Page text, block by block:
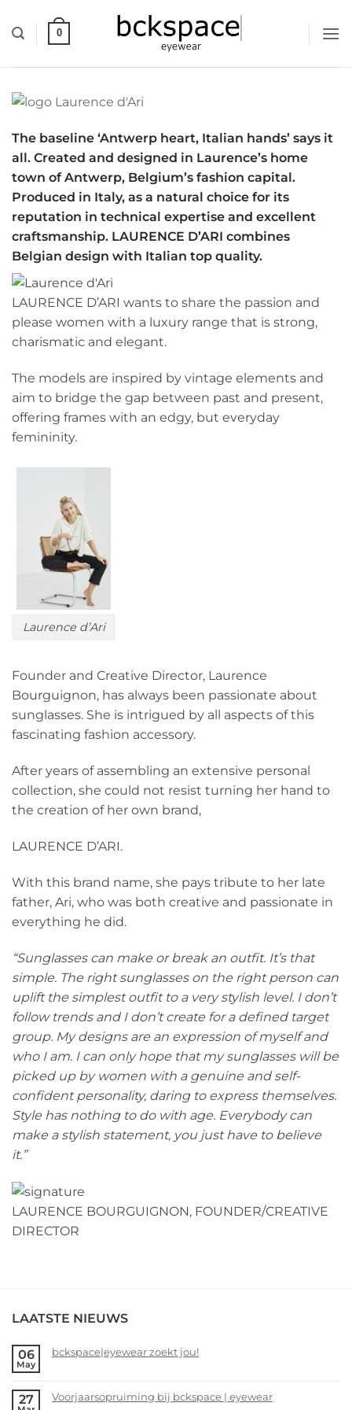
to
content
0
The baseline ‘Antwerp heart, Italian hands’ says it
all. Created and designed in Laurence’s home
town of Antwerp, Belgium’s fashion capital.
Produced in Italy, as a natural choice for its
reputation in technical expertise and excellent
craftsmanship. LAURENCE D’ARI combines
Belgian design with Italian top quality.
LAURENCE D’ARI wants to share the passion and
please women with a luxury range that is strong,
charismatic and elegant.
The models are inspired by vintage elements and
aim to bridge the gap between past and present,
offering frames with an edgy, but everyday
femininity.
Laurence d’Ari
Founder and Creative Director, Laurence
Bourguignon, has always been passionate about
sunglasses. She is intrigued by all aspects of this
fascinating fashion accessory.
After years of assembling an extensive personal
collection, she could not resist turning her hand to
the creation of her own brand,
LAURENCE D’ARI.
With this brand name, she pays tribute to her late
father, Ari, who was both creative and passionate in
everything he did.
“Sunglasses can make or break an outfit. It’s that
simple. The right sunglasses on the right person can
uplift the simplest outfit to a very stylish level. I don’t
follow trends and I don’t create for a defined target
group. My designs are an expression of myself and
who I am. I can only hope that my sunglasses will be
picked up by women with a genuine and self-
confident personality, daring to express themselves.
Style has nothing to do with age. Everybody can
make a stylish statement, you just have to believe
it.”
LAURENCE BOURGUIGNON, FOUNDER/CREATIVE
DIRECTOR
LAATSTE NIEUWS
06
May
bckspace|eyewear zoekt jou!
on
27
Voorjaarsopruiming bij bckspace | eyewear